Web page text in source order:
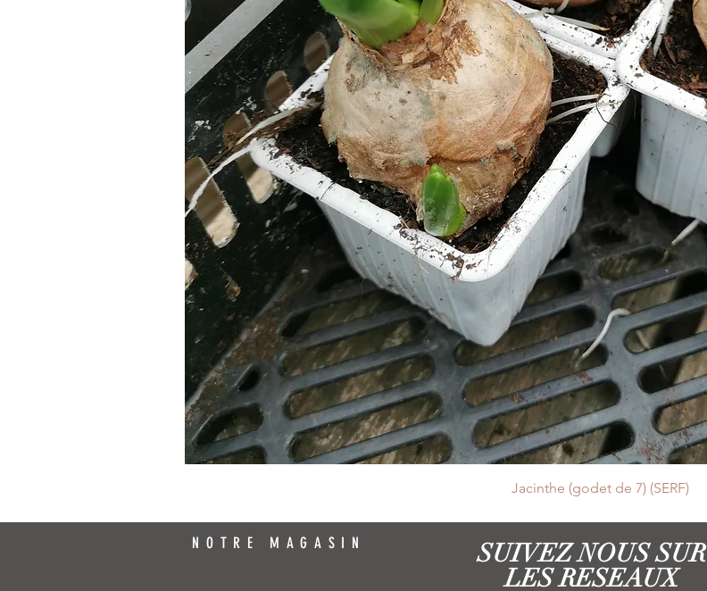
Jacinthe (godet de 7) (SERF)
NOTRE MAGASIN
SUIVEZ NOUS SUR
LES RESEAUX